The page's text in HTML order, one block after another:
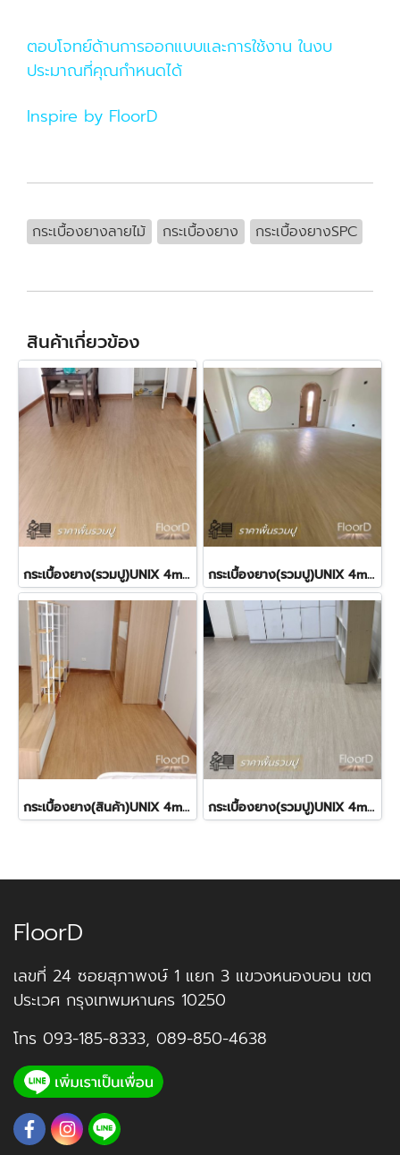
ตอบโจทย์ด้านการออกแบบและการใช้งาน ในงบ
ประมาณที่คุณกำหนดได้
Inspire by FloorD
กระเบื้องยางลายไม้ กระเบื้องยาง กระเบื้องยางSPC
สินค้าเกี่ยวข้อง
กระเบื้องยาง(รวมปู)UNIX 4mm SPC Golden SP115 480฿ กระเบื้องยาง(รวมปู)UNIX 4mm SPC Bone SP114 480฿
กระเบื้องยาง(สินค้า)UNIX 4mm SPC Golden SP115 ราคา380฿ กระเบื้องยาง(รวมปู)UNIX 4mm SPC Breathe SP113 480฿
FloorD
เลขที่ 24 ซอยสุภาพงษ์ 1 แยก 3 แขวงหนองบอน เขต
ประเวศ กรุงเทพมหานคร 10250
โทร 093-185-8333, 089-850-4638